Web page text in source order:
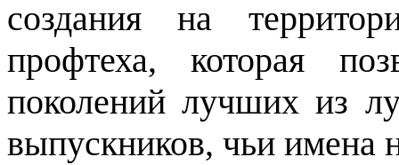
создания на
профтеха, которая
поколений лучших из
выпускников, чьи